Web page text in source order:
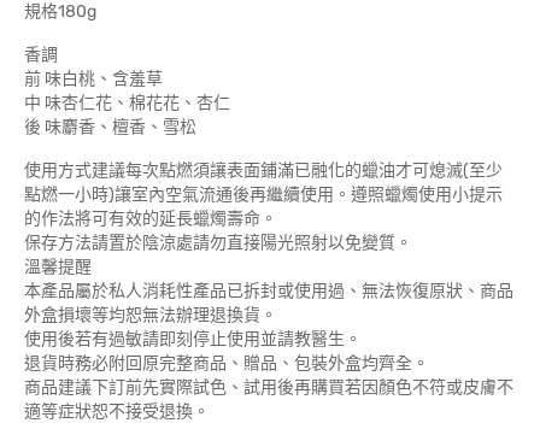
規格180g
香調
前 味白桃、含羞草
中 味杏仁花、棉花花、杏仁
後 味麝香、檀香、雪松
使用方式建議每次點燃須讓表面鋪滿已融化的蠟油才可熄滅(至少
點燃一小時)讓室內空氣流通後再繼續使用。遵照蠟燭使用小提示
的作法將可有效的延長蠟燭壽命。
保存方法請置於陰涼處請勿直接陽光照射以免變質。
溫馨提醒
本產品屬於私人消耗性產品已拆封或使用過、無法恢復原狀、商品
外盒損壞等均恕無法辦理退換貨。
使用後若有過敏請即刻停止使用並請教醫生。
退貨時務必附回原完整商品、贈品、包裝外盒均齊全。
商品建議下訂前先實際試色、試用後再購買若因顏色不符或皮膚不
適等症狀恕不接受退換。